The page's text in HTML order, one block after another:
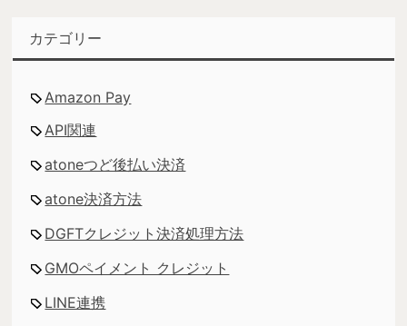
カテゴリー
Amazon Pay
API関連
atoneつど後払い決済
atone決済方法
DGFTクレジット決済処理方法
GMOペイメント クレジット
LINE連携